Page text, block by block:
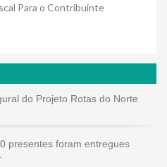
Para o Contribuinte
do Projeto Rotas do Norte
presentes foram entregues